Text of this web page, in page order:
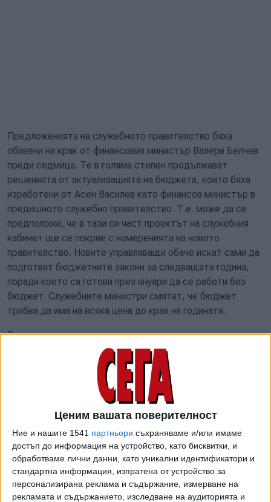
Ценим вашата поверителност
Ние и нашите 1541 партньори съхраняваме и/или имаме
достъп до информация на устройство, като бисквитки, и
обработваме лични данни, като уникални идентификатори и
стандартна информация, изпратена от устройство за
персонализирана реклама и съдържание, измерване на
рекламата и съдържанието, изследване на аудиторията и
Предложенията на служебното правителство бяха
обявени на крак от финансовия министър Валери Белчев
преди седмица. Те в голяма степен продължават
решенията от актуализацията на бюджета, които бяха
изработени от Асен Василев като финансов министър в
предишното служебно правителство. Т.е. може да се
предположи, че в тази си част проектът на служебния
кабинет ще се покрие с намеренията на новото
правителство. Новите управляващи обаче искат сами да
подготвят бюджетните закони за следващата година,
поради което са готови през януари да се работи без
бюджет. Служебните министри смятат, че бюджет
трябва да има на всяка цена до края на годината.
В утвърдения днес проект е заложено минималната
пенсия да бъде 370 лв. от 1 януари до 1 юли 2022 г. (при
300 лв. сега). Максималната ще бъде 1500 лв. през
цялата 2022 г. Тези нови размери влизат в сила още от
25 декември 2021 г. От 1 юли трябва да има нов размер
на минималната пенсия – 392,57 лв., предвижда
проектът, с който "Сега" разполага. Това е увеличение с
6,1% и може да се приеме за знак колко процента
осъвременяване залагат от служебното правителство по
швейцарското правило за 1 юли (процентът за това
обикновено не е посочен в основния текст на закона за
бюджета на ДОО).